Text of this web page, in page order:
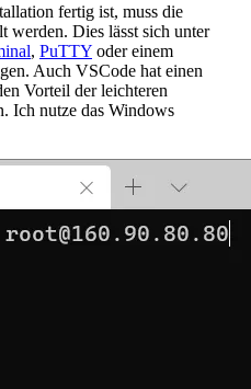
fertig ist, muss die
werden. Dies lässt sich unter
, PuTTY oder einem
Auch VSCode hat einen
Vorteil der leichteren
Ich nutze das Windows